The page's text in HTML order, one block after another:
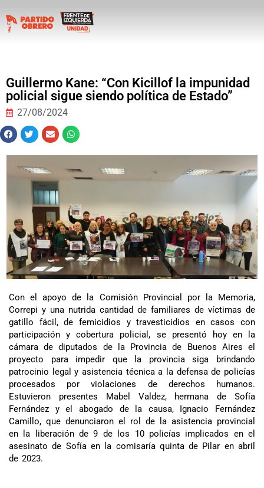
Guillermo Kane: “Con Kicillof la impunidad
policial sigue siendo política de Estado”
27/08/2024
Con el apoyo de la Comisión Provincial por la Memoria,
Correpi y una nutrida cantidad de familiares de víctimas de
gatillo fácil, de femicidios y travesticidios en casos con
participación y cobertura policial, se presentó hoy en la
cámara de diputados de la Provincia de Buenos Aires el
proyecto para impedir que la provincia siga brindando
patrocinio legal y asistencia técnica a la defensa de policías
procesados por violaciones de derechos humanos.
Estuvieron presentes Mabel Valdez, hermana de Sofía
Fernández y el abogado de la causa, Ignacio Fernández
Camillo, que denunciaron el rol de la asistencia provincial
en la liberación de 9 de los 10 policías implicados en el
asesinato de Sofía en la comisaría quinta de Pilar en abril
de 2023.